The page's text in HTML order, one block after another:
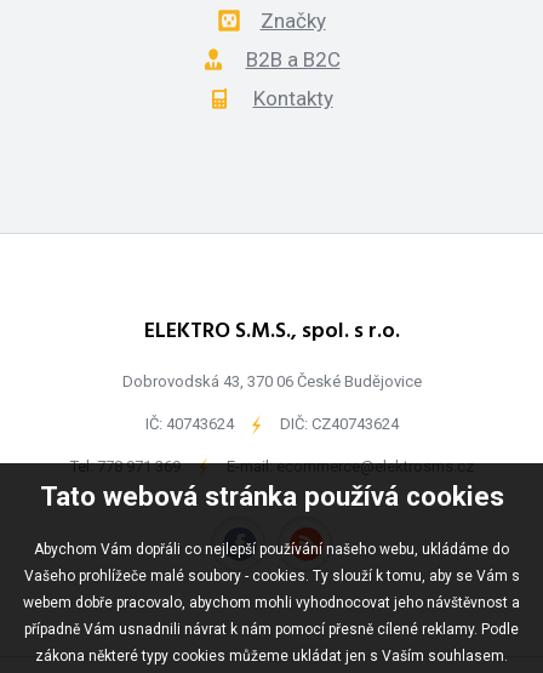
Tato webová stránka používá cookies
Abychom Vám dopřáli co nejlepší používání našeho webu, ukládáme do
Vašeho prohlížeče malé soubory - cookies. Ty slouží k tomu, aby se Vám s
webem dobře pracovalo, abychom mohli vyhodnocovat jeho návštěvnost a
případně Vám usnadnili návrat k nám pomocí přesně cílené reklamy. Podle
zákona některé typy cookies můžeme ukládat jen s Vaším souhlasem.
Značky
B2B a B2C
Kontakty
ELEKTRO S.M.S., spol. s r.o.
Dobrovodská 43, 370 06 České Budějovice
IČ: 40743624 - DIČ: CZ40743624
Tel:778 971 369 - E-mail:ecommerce@elektrosms.cz